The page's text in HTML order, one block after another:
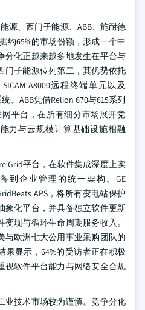
源、西门子能源、ABB、施耐德
约65%的市场份额，形成一个中
分化正越来越多地发生在平台与
门子能源位列第二，其优势依托
A8000远程终端单元以及
。ABB凭借Relion 670与615系列
平台，在所有细分市场展开竞
力与云规模计算基础设施相融
Grid平台，在软件集成深度上实
到企业管理的统一架构。GE
APS，将所有变电站保护
象化平台，并具备独立软件更新
现与循环生命周期服务收入。
与欧洲七大公用事业采购团队的
果显示，64%的受访者正在积极
视软件平台能力与网络安全合规
业技术市场较为谨慎。竞争分化